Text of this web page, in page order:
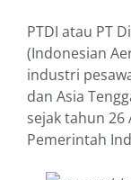
PTDI atau PT
(Indonesian
industri
dan Asia
sejak tahun
Pemerintah